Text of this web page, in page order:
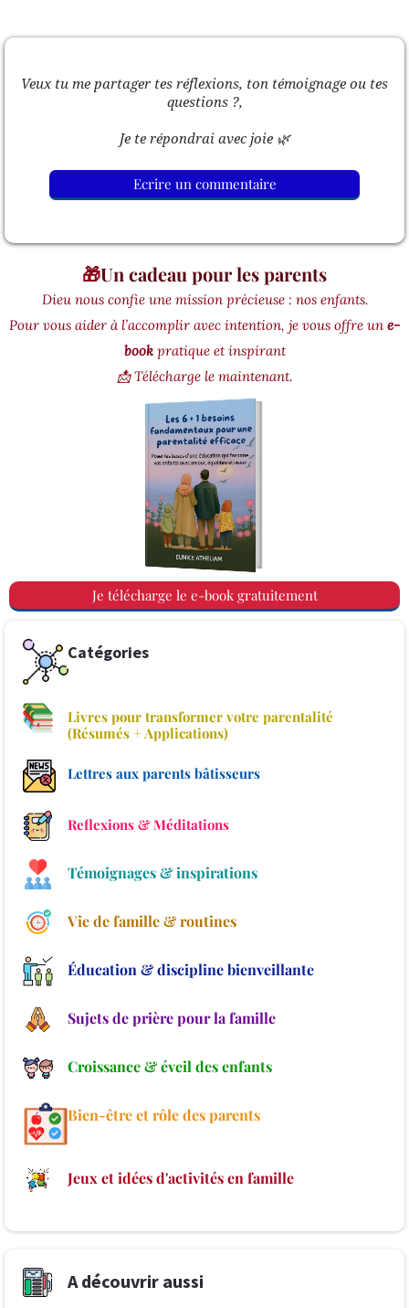
Veux tu me partager tes réflexions, ton témoignage ou tes
questions ?,
Je te répondrai avec joie 🌿
Ecrire un commentaire
🎁Un cadeau pour les parents
Dieu nous confie une mission précieuse : nos enfants.
Pour vous aider à l’accomplir avec intention, je vous offre un e-
bookpratique et inspirant
📩 Télécharge le maintenant.
Je télécharge le e-book gratuitement
Catégories
Livres pour transformer votre parentalité
(Résumés + Applications)
Lettres aux parents bâtisseurs
Reflexions & Méditations
Témoignages & inspirations
Vie de famille & routines
Éducation & discipline bienveillante
Sujets de prière pour la famille
Croissance & éveil des enfants
Bien-être et rôle des parents
Jeux et idées d'activités en famille
A découvrir aussi